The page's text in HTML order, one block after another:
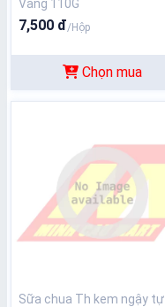
Vàng 110G
7,500 đ/Hộp
Chọn mua
Sữa chua Th kem ngậy tự